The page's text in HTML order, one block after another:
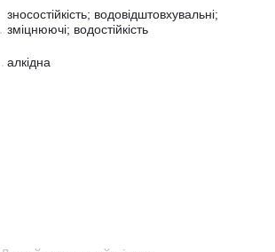
зносостійкість; водовідштовхувальні;
зміцнюючі; водостійкість
алкідна